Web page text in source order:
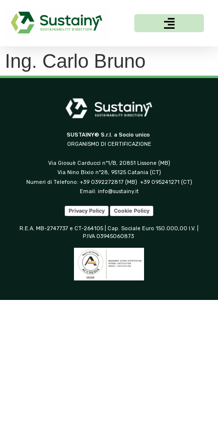
Ing. Carlo Bruno
SUSTAINY® S.r.l. a Socio unico
ORGANISMO DI CERTIFICAZIONE
Via Giosuè Carducci n°1/B, 20851 Lissone (MB)
Via Nino Bixio n°28, 95125 Catania (CT)
Numeri di Telefono: +39 0392272817 (MB) +39 095241271 (CT)
Email: info@sustainy.it
Privacy Policy Cookie Policy
R.E.A. MB-2747737 e CT-264105 | Cap. Sociale Euro 150.000,00 I.V. |
P.IVA 03945060873